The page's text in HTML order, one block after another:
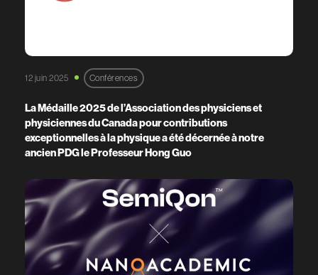
12 juin 2025 Conférences
La Médaille 2025 de l’Association des physiciens et
physiciennes du Canada pour contributions
exceptionnelles à la physique a été décernée à notre
ancien PDG le Professeur Hong Guo